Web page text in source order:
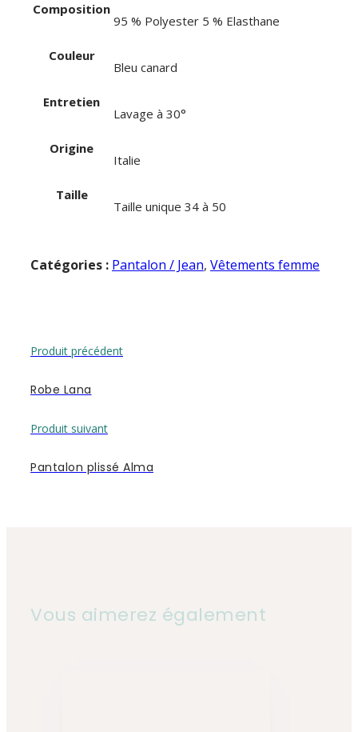
Composition
95 % Polyester 5 % Elasthane
Couleur
Bleu canard
Entretien
Lavage à 30°
Origine
Italie
Taille
Taille unique 34 à 50
Catégories : Pantalon / Jean, Vêtements femme
Produit précédent
Robe Lana
Produit suivant
Pantalon plissé Alma
Vous aimerez également